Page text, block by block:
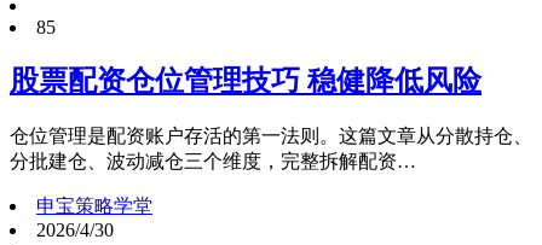
85
股票配资仓位管理技巧 稳健降低风险
仓位管理是配资账户存活的第一法则。这篇文章从分散持仓、
分批建仓、波动减仓三个维度，完整拆解配资…
申宝策略学堂
2026/4/30